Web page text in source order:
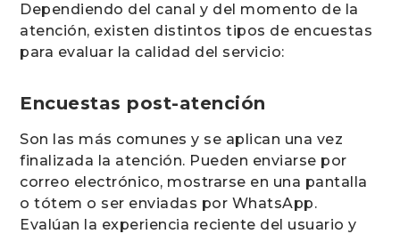
Dependiendo del canal y del momento de la
atención, existen distintos tipos de encuestas
para evaluar la calidad del servicio:
Encuestas post-atención
Son las más comunes y se aplican una vez
finalizada la atención. Pueden enviarse por
correo electrónico, mostrarse en una pantalla
o tótem o ser enviadas por WhatsApp.
Evalúan la experiencia reciente del usuario y